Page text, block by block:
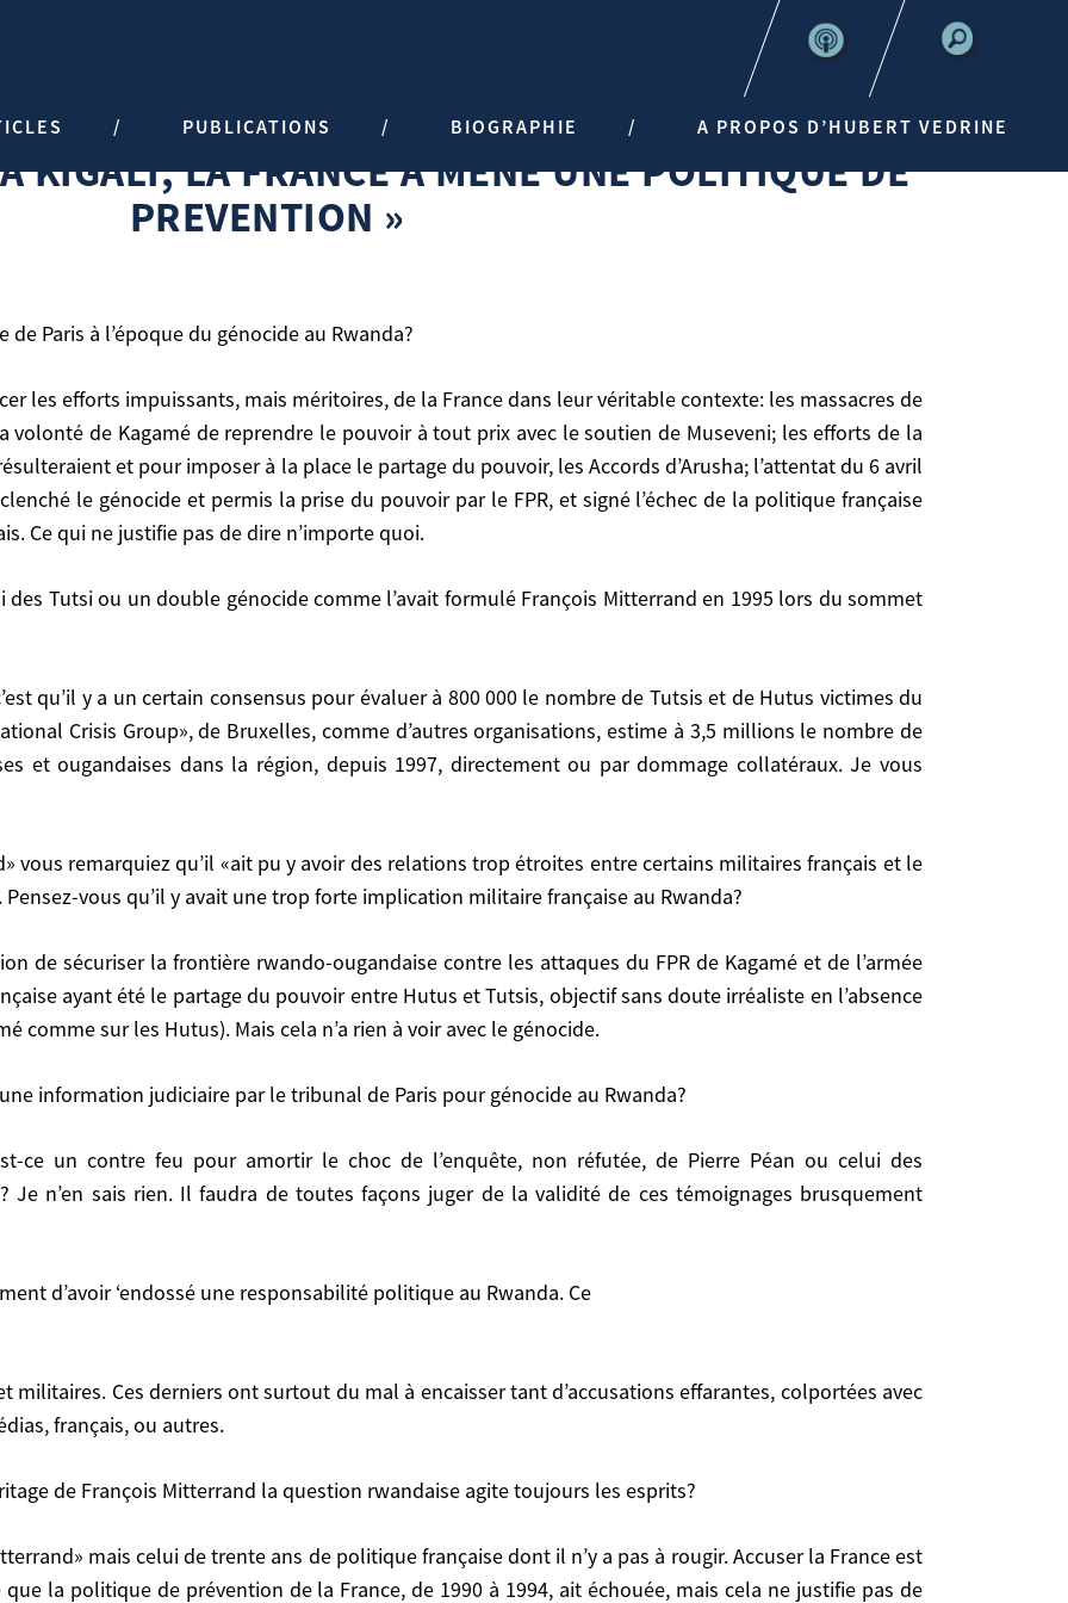
PUBLICATIONS BIOGRAPHIE A PROPOS D’HUBERT VEDRINE
KIGALI, LA FRANCE A MENE UNE POLITIQUE DE
PREVENTION »
de Paris à l’époque du génocide au Rwanda?
volonté de Kagamé de reprendre le pouvoir à tout prix avec le soutien de Museveni; les efforts de la
et pour imposer à la place le partage du pouvoir, les Accords d’Arusha; l’attentat du 6 avril
le génocide et permis la prise du pouvoir par le FPR, et signé l’échec de la politique française
Ce qui ne justifie pas de dire n’importe quoi.
Crisis Group», de Bruxelles, comme d’autres organisations, estime à 3,5 millions le nombre de
et ougandaises dans la région, depuis 1997, directement ou par dommage collatéraux. Je vous
vous qu’il y avait une trop forte implication militaire française au Rwanda?
ayant été le partage du pouvoir entre Hutus et Tutsis, objectif sans doute irréaliste en l’absence
comme sur les Hutus). Mais cela n’a rien à voir avec le génocide.
information judiciaire par le tribunal de Paris pour génocide au Rwanda?
Je n’en sais rien. Il faudra de toutes façons juger de la validité de ces témoignages brusquement
d’avoir ‘endossé une responsabilité politique au Rwanda. Ce
français, ou autres.
de François Mitterrand la question rwandaise agite toujours les esprits?
la politique de prévention de la France, de 1990 à 1994, ait échouée, mais cela ne justifie pas de
FRANCE A MENE UNE POLITIQUE DE PREVENTION »
POLITIQUE DE PREVENTION »
à l’époque du génocide au Rwanda?
imposer à la place le partage du pouvoir, les Accords d’Arusha; l’attentat du 6 avril 1994 contre le
permis la prise du pouvoir par le FPR, et signé l’échec de la politique française de prévention, pour le
dans la région, depuis 1997, directement ou par dommage collatéraux. Je vous laisse le soin de
vous qu’il y avait une trop forte implication militaire française au Rwanda?
ayant été le partage du pouvoir entre Hutus et Tutsis, objectif sans doute irréaliste en l’absence de
judiciaire par le tribunal de Paris pour génocide au Rwanda?
faudra de toutes façons juger de la validité de ces témoignages brusquement invoqués.
‘endossé une responsabilité politique au Rwanda. Ce